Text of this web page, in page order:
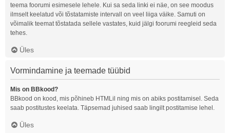
teema foorumi esimesele lehele. Kui sa seda linki ei näe, on see moodus
ilmselt keelatud või tõstatamiste intervall on veel liiga väike. Samuti on
võimalik teemat tõstatada sellele vastates, kuid jälgi foorumi reegleid seda
tehes.
Üles
Vormindamine ja teemade tüübid
Mis on BBkood?
BBkood on kood, mis põhineb HTMLil ning mis on abiks postitamisel. Seda
saab postitustes keelata. Täpsemad juhised saab lingilt postitamise lehel.
Üles